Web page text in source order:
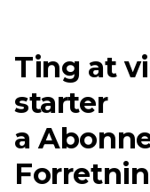
Ting at
starter
a